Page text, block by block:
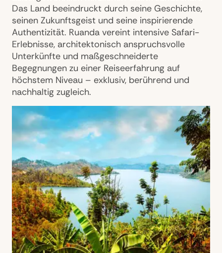
Das Land beeindruckt durch seine Geschichte,
seinen Zukunftsgeist und seine inspirierende
Authentizität. Ruanda vereint intensive Safari-
Erlebnisse, architektonisch anspruchsvolle
Unterkünfte und maßgeschneiderte
Begegnungen zu einer Reiseerfahrung auf
höchstem Niveau – exklusiv, berührend und
nachhaltig zugleich.